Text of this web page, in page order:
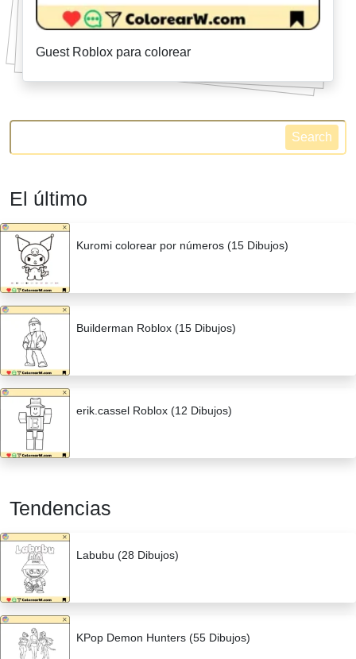
Guest Roblox para colorear
Search
El último
Kuromi colorear por números (15 Dibujos)
Builderman Roblox (15 Dibujos)
erik.cassel Roblox (12 Dibujos)
Tendencias
Labubu (28 Dibujos)
KPop Demon Hunters (55 Dibujos)